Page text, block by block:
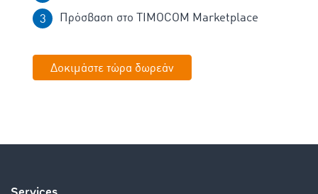
Πρόσβαση στο TIMOCOM Marketplace
Δοκιμάστε τώρα δωρεάν